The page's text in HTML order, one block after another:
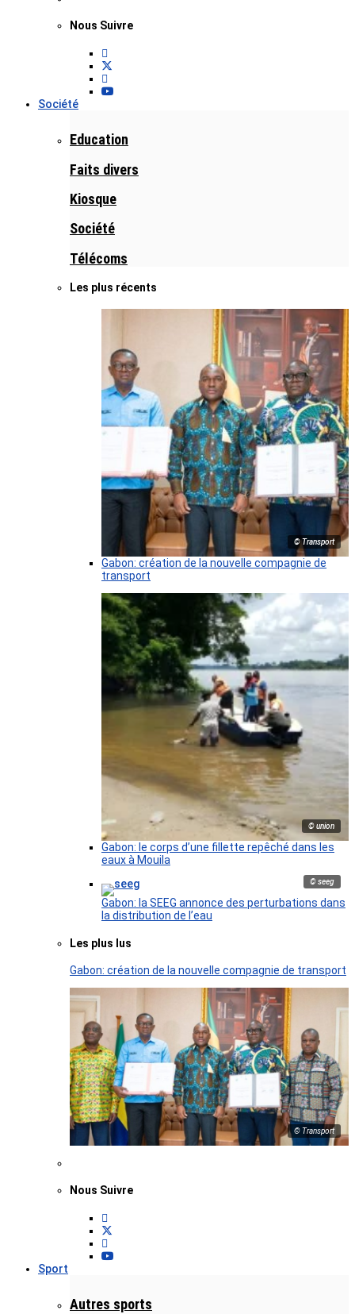
Nous Suivre
Société
Education
Faits divers
Kiosque
Société
Télécoms
Les plus récents
© Transport
Gabon: création de la nouvelle compagnie de
transport
© union
Gabon: le corps d’une fillette repêché dans les
eaux à Mouila
© seeg
Gabon: la SEEG annonce des perturbations dans
la distribution de l’eau
Les plus lus
Gabon: création de la nouvelle compagnie de transport
© Transport
Nous Suivre
Sport
Autres sports